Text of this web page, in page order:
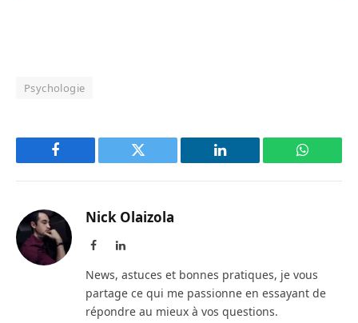
Psychologie
Facebook Twitter LinkedIn
Nick Olaizola
FacebookLinkedIn
News, astuces et bonnes pratiques, je vous
partage ce qui me passionne en essayant de
répondre au mieux à vos questions.